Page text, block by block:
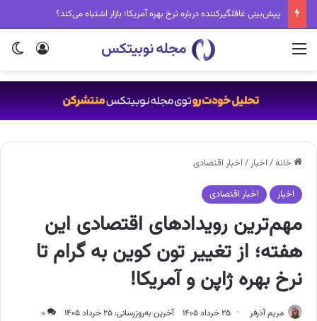
پیش‌بینی غافلگیرکننده درباره نرخ بهره آمریکا؛ بازار اشتباه می‌کند؟
ورود منو
خانه/ اخبار/ اخبار اقتصادی
اخبار اخبار اقتصادی
مهم‌ترین رویدادهای اقتصادی این
هفته؛ از تغییر تون کوین به گرام تا
نرخ بهره ژاپن و آمریکا!
مریم آذرفر ۲۵ خرداد ۱۴۰۵ آخرین به‌روزرسانی: ۲۵ خرداد ۱۴۰۵
۰